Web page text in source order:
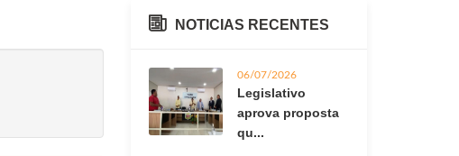
NOTICIAS RECENTES
06/07/2026
Legislativo
aprova proposta
qu...